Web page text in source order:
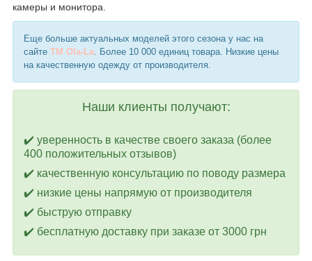
камеры и монитора.
Еще больше актуальных моделей этого сезона у нас на
сайте TM Ola-La . Более 10 000 единиц товара. Низкие цены
на качественную одежду от производителя.
Наши клиенты получают:
✔️ уверенность в качестве своего заказа (более
400 положительных отзывов)
✔️ качественную консультацию по поводу размера
✔️ низкие цены напрямую от производителя
✔️ быструю отправку
✔️ бесплатную доставку при заказе от 3000 грн